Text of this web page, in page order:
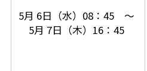
5月 6日（水）08：45 ～
5月 7日（木）16：45